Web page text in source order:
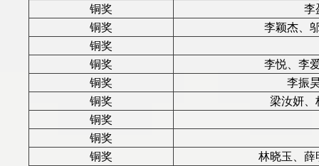
铜奖
李
铜奖
李颖杰、
铜奖
铜奖
李悦、李
铜奖
李振
铜奖
梁汝妍
铜奖
铜奖
铜奖
林晓玉、